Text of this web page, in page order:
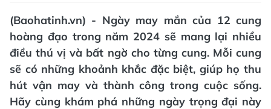
(Baohatinh.vn) - Ngày may mắn của 12 cung
hoàng đạo trong năm 2024 sẽ mang lại nhiều
điều thú vị và bất ngờ cho từng cung. Mỗi cung
sẽ có những khoảnh khắc đặc biệt, giúp họ thu
hút vận may và thành công trong cuộc sống.
Hãy cùng khám phá những ngày trọng đại này